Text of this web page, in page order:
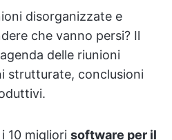
disorganizzate e
che vanno persi? Il
delle riunioni
strutturate, conclusioni
10 migliori software per il